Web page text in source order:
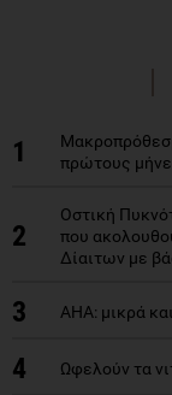
1
πρώτους
2
Οστική
που
Δίαιτων με
3 AHA: μικρά
4 Ωφελούν τα